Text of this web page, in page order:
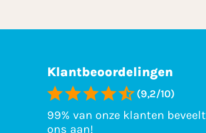
Klantbeoordelingen
(9,2/10)
99% van onze klanten beveelt
ons aan!